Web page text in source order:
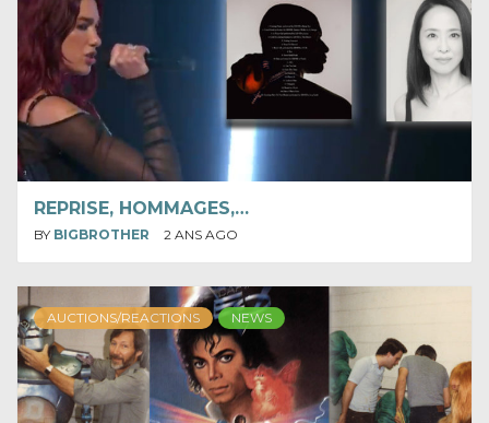
REPRISE, HOMMAGES,…
BY BIGBROTHER 2 ANS AGO
AUCTIONS/REACTIONS NEWS